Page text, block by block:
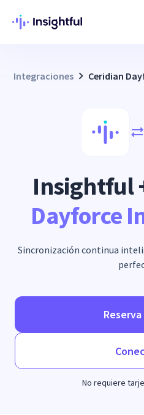
Integraciones Ceridian
Insightful
Dayforce
Sincronización continua
No requiere